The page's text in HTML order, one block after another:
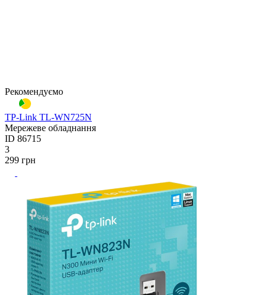
Рекомендуємо
TP-Link TL-WN725N
Мережеве обладнання
ID 86715
3
299 грн